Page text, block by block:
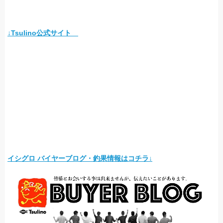
↓Tsulino公式サイト
イシグロ バイヤーブログ・釣果情報はコチラ↓